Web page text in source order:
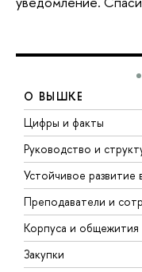
О ВЫШКЕ
Цифры и факты
Руководство и
Устойчивое
Преподаватели и
Корпуса и общежития
Закупки